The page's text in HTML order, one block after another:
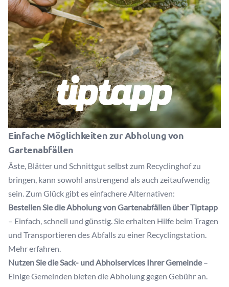
Einfache Möglichkeiten zur Abholung von
Gartenabfällen
Äste, Blätter und Schnittgut selbst zum Recyclinghof zu
bringen, kann sowohl anstrengend als auch zeitaufwendig
sein. Zum Glück gibt es einfachere Alternativen:
Bestellen Sie die Abholung von Gartenabfällen über Tiptapp
– Einfach, schnell und günstig. Sie erhalten Hilfe beim Tragen
und Transportieren des Abfalls zu einer Recyclingstation.
Mehr erfahren.
Nutzen Sie die Sack- und Abholservices Ihrer Gemeinde–
Einige Gemeinden bieten die Abholung gegen Gebühr an.